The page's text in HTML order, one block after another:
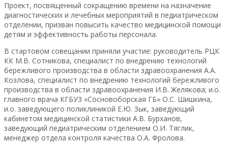
Проект, посвященный сокращению времени на назначение
диагностических и лечебных мероприятий в педиатрическом
отделении, призван повысить качество медицинской помощи
детям и эффективность работы персонала.
В стартовом совещании приняли участие: руководитель РЦК
КК М.В. Сотникова, специалист по внедрению технологий
бережливого производства в области здравоохранения А.А.
Козлова, специалист по внедрению технологий бережливого
производства в области здравоохранения И.В. Желякова; и.о.
главного врача КГБУЗ «Сосновоборская ГБ» О.С. Шишкина,
и.о. заведующего поликлиникой Е.Ю. Зык, заведующий
кабинетом медицинской статистики А.В. Бурханов,
заведующий педиатрическим отделением О.И. Тяглик,
менеджер отдела контроля качества О.А. Фролова.